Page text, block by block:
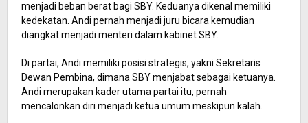
menjadi beban berat bagi SBY. Keduanya dikenal memiliki
kedekatan. Andi pernah menjadi juru bicara kemudian
diangkat menjadi menteri dalam kabinet SBY.
Di partai, Andi memiliki posisi strategis, yakni Sekretaris
Dewan Pembina, dimana SBY menjabat sebagai ketuanya.
Andi merupakan kader utama partai itu, pernah
mencalonkan diri menjadi ketua umum meskipun kalah.